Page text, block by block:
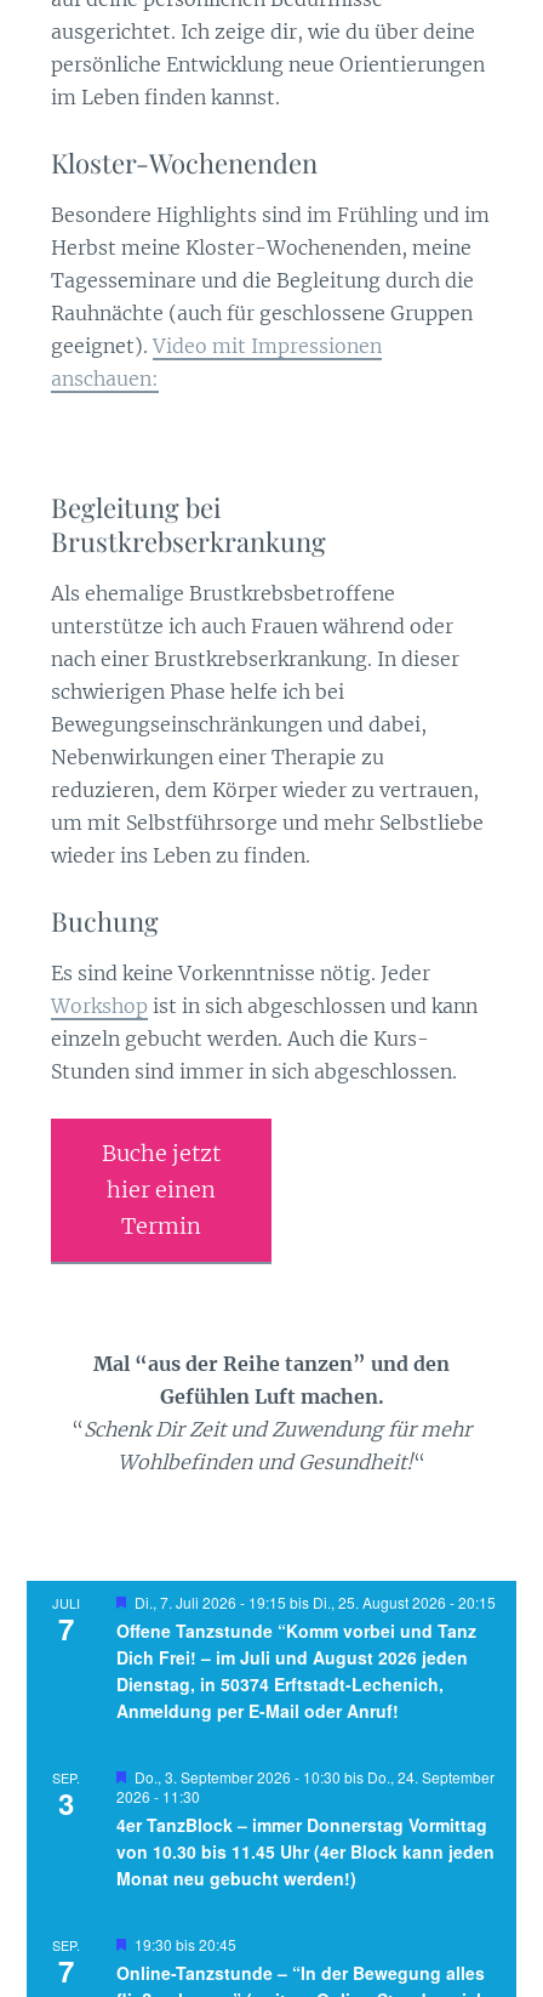
ausgerichtet. Ich zeige dir, wie du über deine
persönliche Entwicklung neue Orientierungen
im Leben finden kannst.
Kloster-Wochenenden
Besondere Highlights sind im Frühling und im
Herbst meine Kloster-Wochenenden, meine
Tagesseminare und die Begleitung durch die
Rauhnächte (auch für geschlossene Gruppen
geeignet).Video mit Impressionen
anschauen:
Begleitung bei
Brustkrebserkrankung
Als ehemalige Brustkrebsbetroffene
unterstütze ich auch Frauen während oder
nach einer Brustkrebserkrankung. In dieser
schwierigen Phase helfe ich bei
Bewegungseinschränkungen und dabei,
Nebenwirkungen einer Therapie zu
reduzieren, dem Körper wieder zu vertrauen,
um mit Selbstführsorge und mehr Selbstliebe
wieder ins Leben zu finden.
Buchung
Es sind keine Vorkenntnisse nötig. Jeder
Workshop ist in sich abgeschlossen und kann
einzeln gebucht werden. Auch die Kurs-
Stunden sind immer in sich abgeschlossen.
Buche jetzt
hier einen
Termin
Mal “aus der Reihe tanzen” und den
Gefühlen Luft machen.
“Schenk Dir Zeit und Zuwendung für mehr
Wohlbefinden und Gesundheit!“
JULI
7
Hervorgehoben
Di., 7. Juli 2026 - 19:15 bis Di., 25. August 2026 - 20:15
Offene Tanzstunde “Komm vorbei und Tanz
Dich Frei! – im Juli und August 2026 jeden
Dienstag, in 50374 Erftstadt-Lechenich,
Anmeldung per E-Mail oder Anruf!
SEP.
3
Hervorgehoben
Do., 3. September 2026 - 10:30 bis Do., 24. September
2026 - 11:30
4er TanzBlock – immer Donnerstag Vormittag
von 10.30 bis 11.45 Uhr (4er Block kann jeden
Monat neu gebucht werden!)
SEP.
7
Hervorgehoben
19:30 bis20:45
Online-Tanzstunde – “In der Bewegung alles